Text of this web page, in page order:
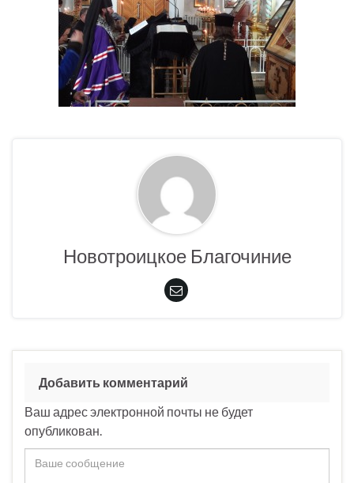
Новотроицкое Благочиние
Добавить комментарий
Ваш адрес электронной почты не будет
опубликован.